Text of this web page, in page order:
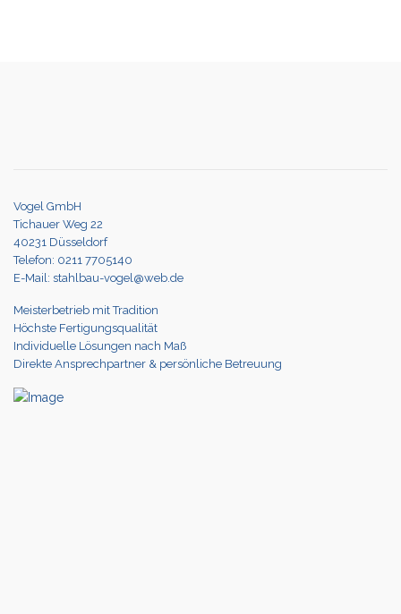
Vogel GmbH
Tichauer Weg 22
40231 Düsseldorf
Telefon: 0211 7705140
E-Mail: stahlbau-vogel@web.de
Meisterbetrieb mit Tradition
Höchste Fertigungsqualität
Individuelle Lösungen nach Maß
Direkte Ansprechpartner & persönliche Betreuung